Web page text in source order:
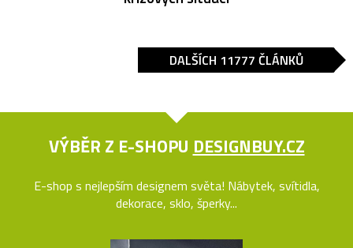
DALŠÍCH 11777 ČLÁNKŮ
VÝBĚR Z E-SHOPU DESIGNBUY.CZ
E-shop s nejlepším designem světa! Nábytek, svítidla,
dekorace, sklo, šperky...